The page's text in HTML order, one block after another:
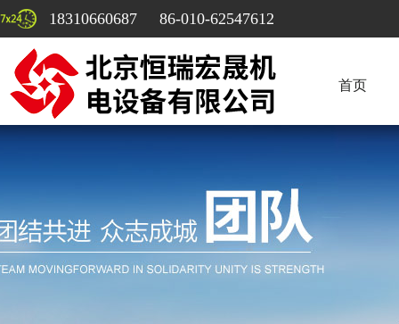
18310660687 86-010-62547612
首页